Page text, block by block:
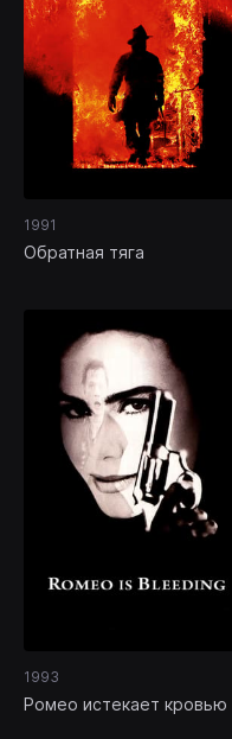
1991
Обратная тяга
1993
Ромео истекает кровью